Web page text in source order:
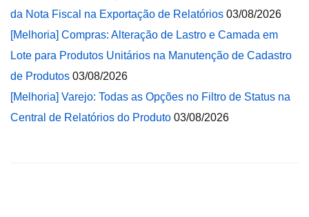
da Nota Fiscal na Exportação de Relatórios 03/08/2026
[Melhoria] Compras: Alteração de Lastro e Camada em
Lote para Produtos Unitários na Manutenção de Cadastro
de Produtos 03/08/2026
[Melhoria] Varejo: Todas as Opções no Filtro de Status na
Central de Relatórios do Produto 03/08/2026